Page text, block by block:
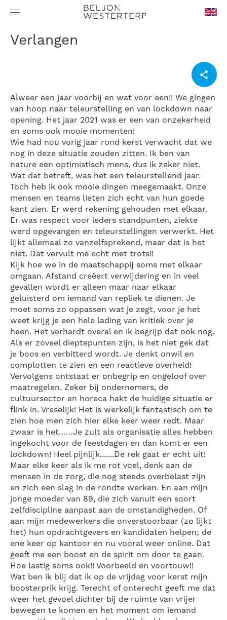
Verlangen
Alweer een jaar voorbij en wat voor een!! We gingen
van hoop naar teleurstelling en van lockdown naar
opening. Het jaar 2021 was er een van onzekerheid
en soms ook mooie momenten!
Wie had nou vorig jaar rond kerst verwacht dat we
nog in deze situatie zouden zitten. Ik ben van
nature een optimistisch mens, dus ik zeker niet.
Wat dat betreft, was het een teleurstellend jaar.
Toch heb ik ook mooie dingen meegemaakt. Onze
mensen en teams lieten zich echt van hun goede
kant zien. Er werd rekening gehouden met elkaar.
Er was respect voor ieders standpunten, ziekte
werd opgevangen en teleurstellingen verwerkt. Het
lijkt allemaal zo vanzelfsprekend, maar dat is het
niet. Dat vervult me echt met trots!!
Kijk hoe we in de maatschappij soms met elkaar
omgaan. Afstand creëert verwijdering en in veel
gevallen wordt er alleen maar naar elkaar
geluisterd om iemand van repliek te dienen. Je
moet soms zo oppassen wat je zegt, voor je het
weet krijg je een hele lading van kritiek over je
heen. Het verhardt overal en ik begrijp dat ook nog.
Als er zoveel dieptepunten zijn, is het niet gek dat
je boos en verbitterd wordt. Je denkt onwil en
complotten te zien en een reactieve overheid!
Vervolgens ontstaat er onbegrip en ongeloof over
maatregelen. Zeker bij ondernemers, de
cultuursector en horeca hakt de huidige situatie er
flink in. Vreselijk! Het is werkelijk fantastisch om te
zien hoe men zich hier elke keer weer redt. Maar
zwaar is het……Je zult als organisatie alles hebben
ingekocht voor de feestdagen en dan komt er een
lockdown! Heel pijnlijk.......De rek gaat er echt uit!
Maar elke keer als ik me rot voel, denk aan de
mensen in de zorg, die nog steeds overbelast zijn
en zich een slag in de rondte werken. En aan mijn
jonge moeder van 89, die zich vanuit een soort
zelfdiscipline aanpast aan de omstandigheden. Of
aan mijn medewerkers die onverstoorbaar (zo lijkt
het) hun opdrachtgevers en kandidaten helpen; de
ene keer op kantoor en nu vooral weer online. Dat
geeft me een boost en de spirit om door te gaan.
Hoe lastig soms ook!! Voorbeeld en voortouw!!
Wat ben ik blij dat ik op de vrijdag voor kerst mijn
boosterprik krijg. Terecht of onterecht geeft me dat
weer het gevoel dichter bij de ruimte van vrijer
bewegen te komen en het moment om iemand